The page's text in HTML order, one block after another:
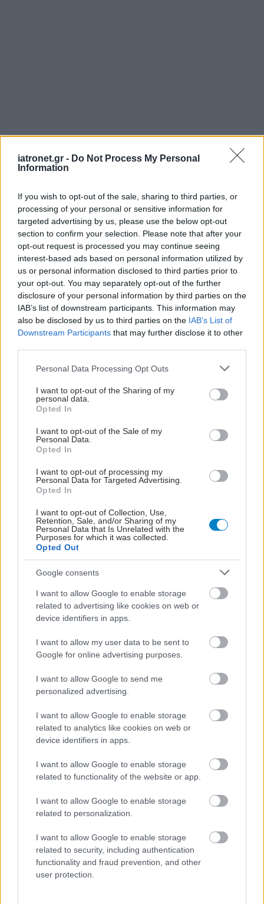
iatronet.gr - Do Not Process My Personal
Information
If you wish to opt-out of the sale, sharing to third parties, or
processing of your personal or sensitive information for
targeted advertising by us, please use the below opt-out
section to confirm your selection. Please note that after your
opt-out request is processed you may continue seeing
interest-based ads based on personal information utilized by
us or personal information disclosed to third parties prior to
your opt-out. You may separately opt-out of the further
disclosure of your personal information by third parties on the
IAB’s list of downstream participants. This information may
also be disclosed by us to third parties on the IAB’s List of
Downstream Participants that may further disclose it to other
Please note that this website/app uses one or more Google
not limited to your visit or usage behaviour. You may click to
grant or deny consent to Google and its third-party tags to
use your data for below specified purposes in below Google
consent section.
Personal Data Processing Opt Outs
I want to opt-out of the Sharing of my
personal data.
Opted In
I want to opt-out of the Sale of my
Personal Data.
Opted In
I want to opt-out of processing my
Personal Data for Targeted Advertising.
Opted In
I want to opt-out of Collection, Use,
Retention, Sale, and/or Sharing of my
Personal Data that Is Unrelated with the
Purposes for which it was collected.
Opted Out
Google consents
I want to allow Google to enable storage
related to advertising like cookies on web or
device identifiers in apps.
I want to allow my user data to be sent to
Google for online advertising purposes.
I want to allow Google to send me
personalized advertising.
I want to allow Google to enable storage
related to analytics like cookies on web or
device identifiers in apps.
I want to allow Google to enable storage
related to functionality of the website or app.
I want to allow Google to enable storage
related to personalization.
I want to allow Google to enable storage
related to security, including authentication
functionality and fraud prevention, and other
user protection.
ΜΠΕΙΤΕ ΣΤΗ ΣΥΖΗΤΗΣΗ
Loading...
Προσθήκη Σχολίου